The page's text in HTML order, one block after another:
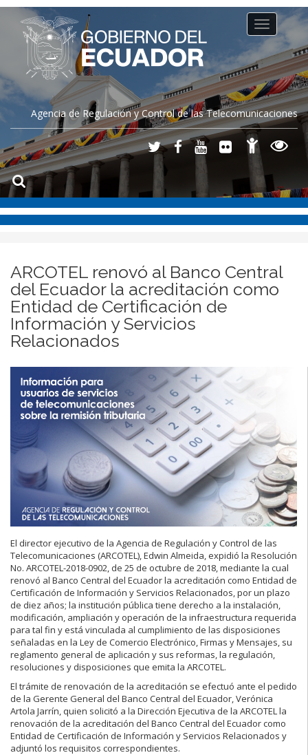
Agencia de Regulación y Control de las Telecomunicaciones
Toggle
navigation
ARCOTEL renovó al Banco Central
del Ecuador la acreditación como
Entidad de Certificación de
Información y Servicios
Relacionados
El director ejecutivo de la Agencia de Regulación y Control de las
Telecomunicaciones (ARCOTEL), Edwin Almeida, expidió la Resolución
No. ARCOTEL-2018-0902, de 25 de octubre de 2018, mediante la cual
renovó al Banco Central del Ecuador la acreditación como Entidad de
Certificación de Información y Servicios Relacionados, por un plazo
de diez años; la institución pública tiene derecho a la instalación,
modificación, ampliación y operación de la infraestructura requerida
para tal fin y está vinculada al cumplimiento de las disposiciones
señaladas en la Ley de Comercio Electrónico, Firmas y Mensajes, su
reglamento general de aplicación y sus reformas, la regulación,
resoluciones y disposiciones que emita la ARCOTEL.
El trámite de renovación de la acreditación se efectuó ante el pedido
de la Gerente General del Banco Central del Ecuador, Verónica
Artola Jarrín, quien solicitó a la Dirección Ejecutiva de la ARCOTEL la
renovación de la acreditación del Banco Central del Ecuador como
Entidad de Certificación de Información y Servicios Relacionados y
adjuntó los requisitos correspondientes.